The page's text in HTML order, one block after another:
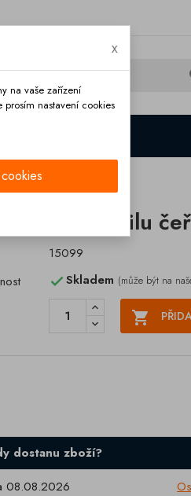
čapu ventilu
15099
Skladem (může být na

dostanu zboží?
08.08.2026
x
na vaše zařízení
nastavení cookies